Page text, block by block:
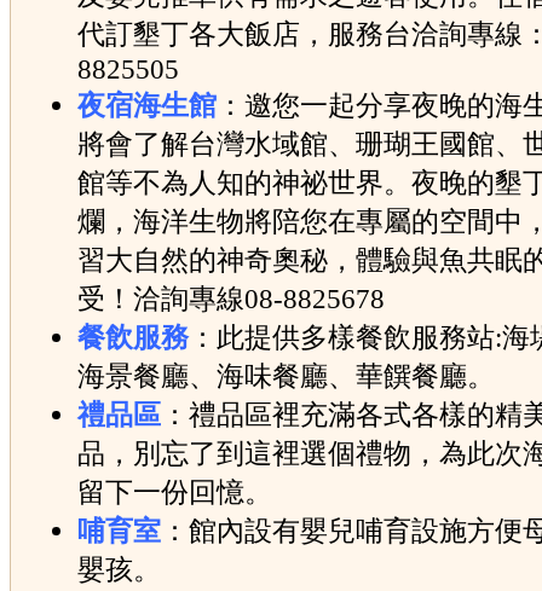
代訂墾丁各大飯店，服務台洽詢專線
8825505
夜宿海生館 ：邀您一起分享夜晚的海
將會了解台灣水域館、珊瑚王國館、
館等不為人知的神祕世界。夜晚的墾
爛，海洋生物將陪您在專屬的空間中
習大自然的神奇奧秘，體驗與魚共眠
受！洽詢專線08-8825678
餐飲服務：此提供多樣餐飲服務站:海
海景餐廳、海味餐廳、華饌餐廳。
禮品區 ：禮品區裡充滿各式各樣的精
品，別忘了到這裡選個禮物，為此次
留下一份回憶。
哺育室 ：館內設有嬰兒哺育設施方便
嬰孩。